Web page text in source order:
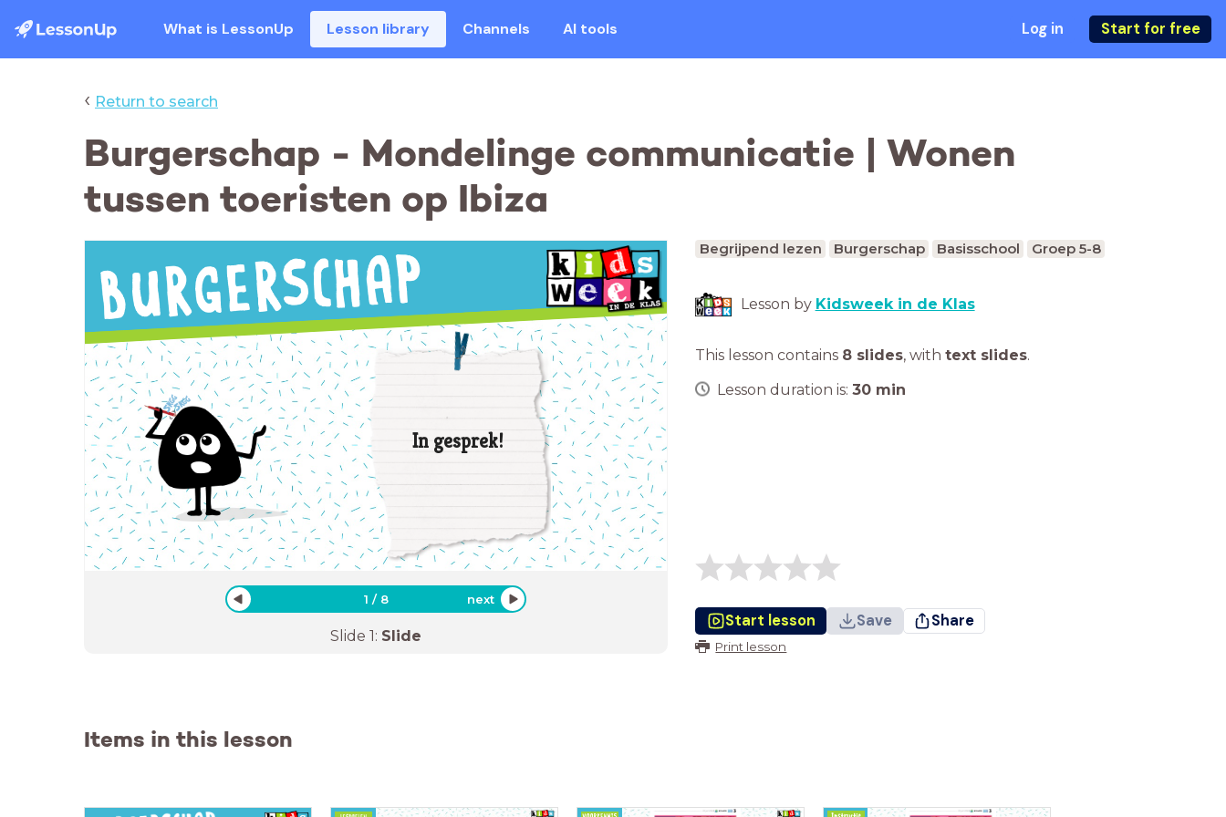
What is LessonUp Lesson library Channels AI tools Log in Start for free
‹ Return to search
Burgerschap - Mondelinge communicatie | Wonen
tussen toeristen op Ibiza
In gesprek!
1 / 8 next
Slide 1: Slide
Begrijpend lezen Burgerschap Basisschool Groep 5-8
Lesson by Kidsweek in de Klas
This lesson contains 8 slides, with text slides.
Lesson duration is: 30 min
Start lesson Save Share
Print lesson
Items in this lesson